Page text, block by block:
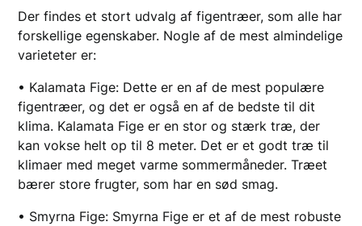
Der findes et stort udvalg af figentræer, som alle har
forskellige egenskaber. Nogle af de mest almindelige
varieteter er:
• Kalamata Fige: Dette er en af de mest populære
figentræer, og det er også en af de bedste til dit
klima. Kalamata Fige er en stor og stærk træ, der
kan vokse helt op til 8 meter. Det er et godt træ til
klimaer med meget varme sommermåneder. Træet
bærer store frugter, som har en sød smag.
• Smyrna Fige: Smyrna Fige er et af de mest robuste